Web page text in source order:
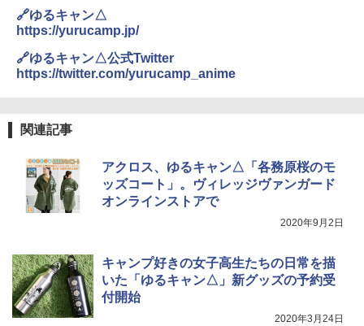
テント ワンタッチ RENEW 幅200 2-3人用 43
￥5,999
簡単設置 ポップアップテント エクルベージ
ュ(BC仕様) PATC-150B(EB)
￥9,990
広げるだけ パッとサッとテント キューブワ
イド ブラックコーティング フルクローズ メ
ッシュ 4人用 簡単設置 ポップアップテント P
ATCW-150B エクルベージュ
付き ヒグマ・イノシシ対策 自治体・教育機
防災用品 長期保存可能 緊急時用 日本国内発
送
-08EX カーキ ソロキャンプ ポリエステル フ
レーム ドーム型 テント
￥14,800
通気窓付き】収納袋付き UVカット 防水 防災
コンパクト iimono117 (ブルー)
🔗ゆるキャン△
https://yurucamp.jp/
🔗ゆるキャン△公式Twitter
https://twitter.com/yurucamp_anime
関連記事
アクロス、ゆるキャン△「各務原桜のモ
ッズコート」。ヴィレッジヴァンガード
オンラインストアで
2020年9月2日
キャンプ好きの女子高生たちの日常を描
いた「ゆるキャン△」新グッズの予約受
付開始
2020年3月24日